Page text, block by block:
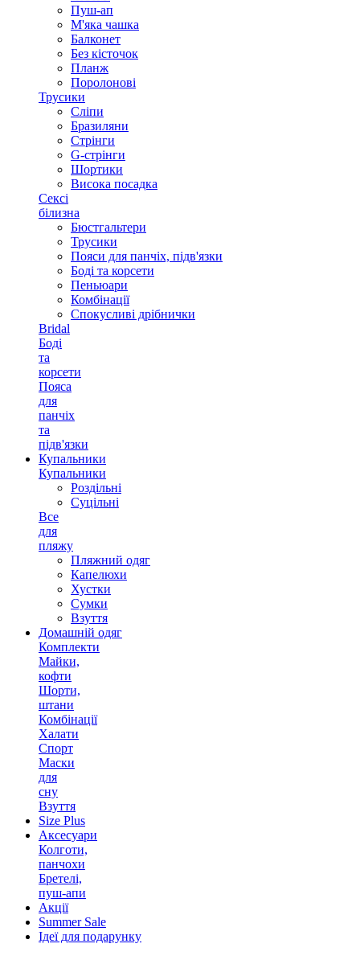
Пуш-ап
М'яка чашка
Балконет
Без кісточок
Планж
Поролонові
Трусики
Сліпи
Бразиляни
Стрінги
G-стрінги
Шортики
Висока посадка
Сексі
білизна
Бюстгальтери
Трусики
Пояси для панчіх, підв'язки
Боді та корсети
Пеньюари
Комбінації
Спокусливі дрібнички
Bridal
Боді
та
корсети
Пояса
для
панчіх
та
підв'язки
Купальники
Купальники
Роздільні
Суцільні
Все
для
пляжу
Пляжний одяг
Капелюхи
Хустки
Сумки
Взуття
Домашній одяг
Комплекти
Майки,
кофти
Шорти,
штани
Комбінації
Халати
Спорт
Маски
для
сну
Взуття
Size Plus
Аксесуари
Колготи,
панчохи
Бретелі,
пуш-апи
Акції
Summer Sale
Ідеї для подарунку